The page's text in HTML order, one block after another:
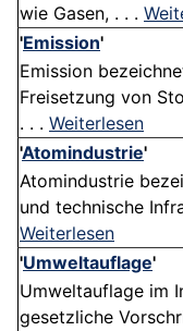
wie Gasen, . . .
'Emission'
Emission
Freisetzung von
. . . Weiterlesen
'Atomindustrie'
Atomindustrie
und technische
Weiterlesen
'Umweltauflage'
Umweltauflage im
gesetzliche